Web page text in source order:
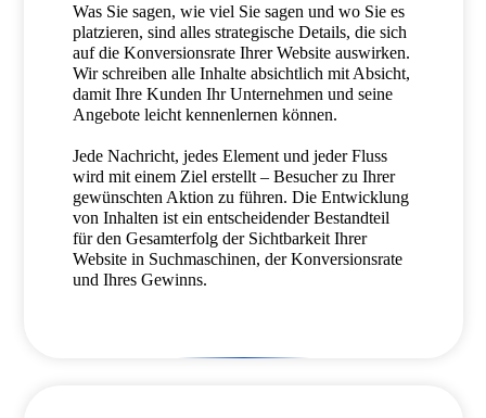
Was Sie sagen, wie viel Sie sagen und wo Sie es
platzieren, sind alles strategische Details, die sich
auf die Konversionsrate Ihrer Website auswirken.
Wir schreiben alle Inhalte absichtlich mit Absicht,
damit Ihre Kunden Ihr Unternehmen und seine
Angebote leicht kennenlernen können.
Jede Nachricht, jedes Element und jeder Fluss
wird mit einem Ziel erstellt – Besucher zu Ihrer
gewünschten Aktion zu führen. Die Entwicklung
von Inhalten ist ein entscheidender Bestandteil
für den Gesamterfolg der Sichtbarkeit Ihrer
Website in Suchmaschinen, der Konversionsrate
und Ihres Gewinns.